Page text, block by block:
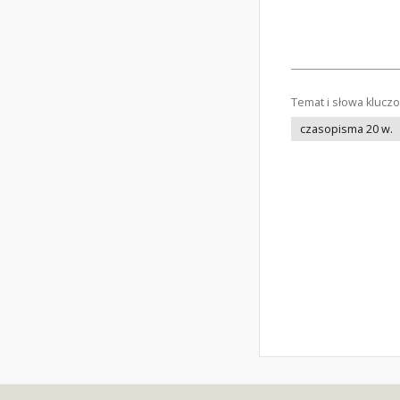
Temat i słowa
czasopisma 20 w.